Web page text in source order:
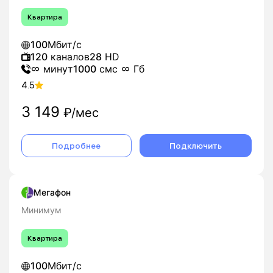
Квартира
100Мбит/с
120 каналов28 HD
минут1000 смс Гб
4.5
3 149 ₽/мес
Подробнее Подключить
Мегафон
Минимум
Квартира
100Мбит/с